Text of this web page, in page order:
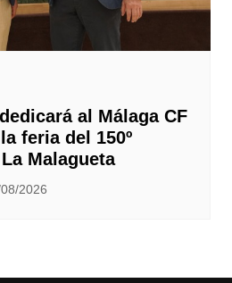
al Málaga CF
feria del 150º
Malagueta
2026